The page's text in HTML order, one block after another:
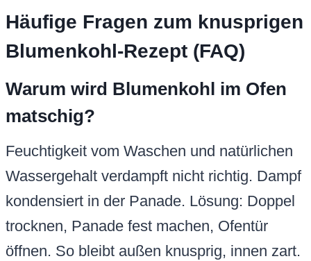
Häufige Fragen zum knusprigen
Blumenkohl-Rezept (FAQ)
Warum wird Blumenkohl im Ofen
matschig?
Feuchtigkeit vom Waschen und natürlichen
Wassergehalt verdampft nicht richtig. Dampf
kondensiert in der Panade. Lösung: Doppel
trocknen, Panade fest machen, Ofentür
öffnen. So bleibt außen knusprig, innen zart.